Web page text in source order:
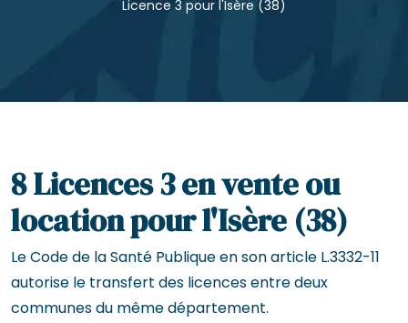
Licence 3 pour l'Isère (38)
8 Licences 3 en vente ou
location pour l'Isère (38)
Le Code de la Santé Publique en son article L.3332-11
autorise le transfert des licences entre deux
communes du même département.